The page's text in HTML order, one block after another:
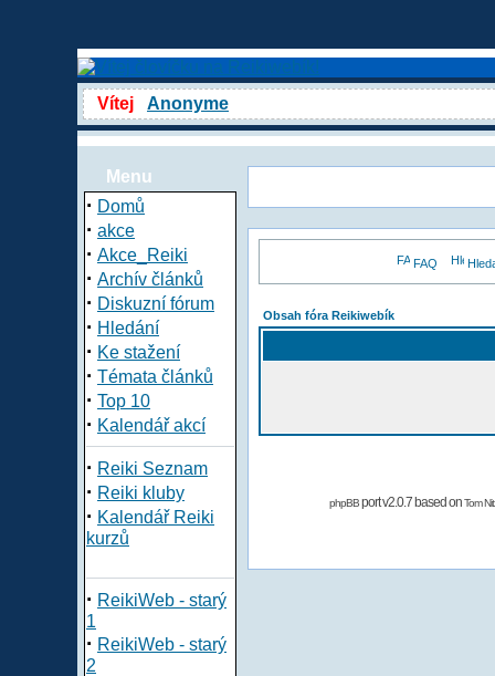
Vítej Anonyme
Menu
· Domů
· akce
· Akce_Reiki
· Archív článků
· Diskuzní fórum
· Hledání
· Ke stažení
· Témata článků
· Top 10
· Kalendář akcí
· Reiki Seznam
· Reiki kluby
· Kalendář Reiki
kurzů
· ReikiWeb - starý
1
· ReikiWeb - starý
2
FAQ
Obsah fóra Reikiwebík
phpBBport v2.0.7 based onTom